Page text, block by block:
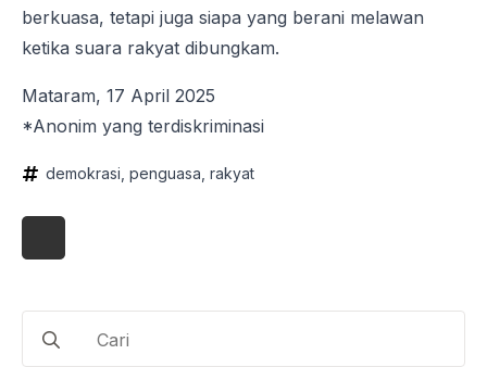
berkuasa, tetapi juga siapa yang berani melawan
ketika suara rakyat dibungkam.
Mataram, 17 April 2025
*Anonim yang terdiskriminasi
demokrasi penguasa rakyat
for: